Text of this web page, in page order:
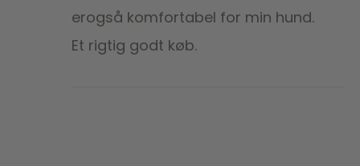
erogså komfortabel for min hund.
Et rigtig godt køb.